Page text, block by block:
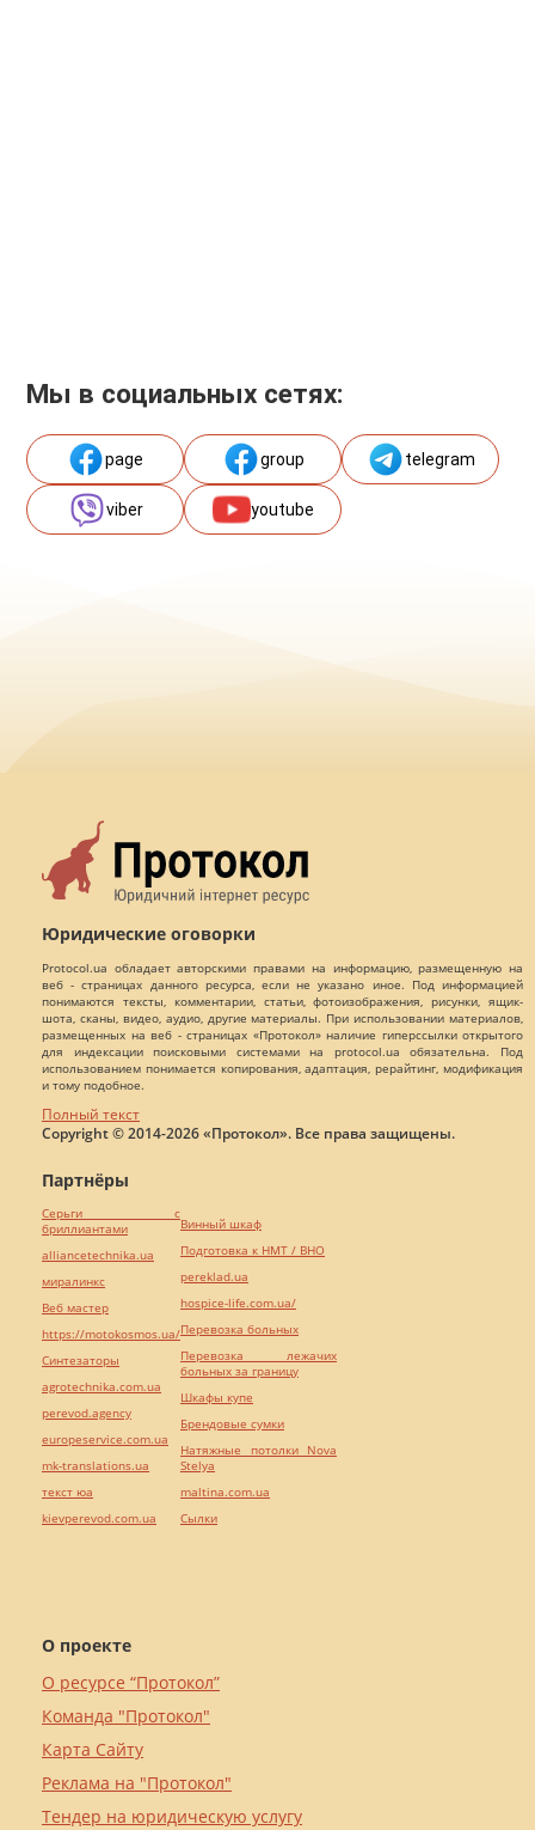
Мы в социальных сетях:
page group telegram
viber youtube
Юридические оговорки
Protocol.ua обладает авторскими правами на информацию, размещенную на
веб - страницах данного ресурса, если не указано иное. Под информацией
понимаются тексты, комментарии, статьи, фотоизображения, рисунки, ящик-
шота, сканы, видео, аудио, другие материалы. При использовании материалов,
размещенных на веб - страницах «Протокол» наличие гиперссылки открытого
для индексации поисковыми системами на protocol.ua обязательна. Под
использованием понимается копирования, адаптация, рерайтинг, модификация
и тому подобное.
Полный текст
Copyright © 2014-2026 «Протокол». Все права защищены.
О проекте
О ресурсе “Протокол”
Команда "Протокол"
Карта Сайту
Реклама на "Протокол"
Тендер на юридическую услугу
Партнёры
Серьги с
бриллиантами
alliancetechnika.ua
миралинкс
Веб мастер
https://motokosmos.ua/
Синтезаторы
agrotechnika.com.ua
perevod.agency
europeservice.com.ua
mk-translations.ua
текст юа
kievperevod.com.ua
Винный шкаф
Подготовка к НМТ / ВНО
pereklad.ua
hospice-life.com.ua/
Перевозка больных
Перевозка лежачих
больных за границу
Шкафы купе
Брендовые сумки
Натяжные потолки Nova
Stelya
maltina.com.ua
Cылки